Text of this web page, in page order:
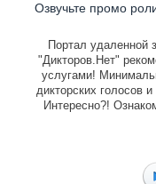
Озвучьте промо
Портал удаленной
"Дикторов.Нет"
услугами!
дикторских голосов
Интересно?!